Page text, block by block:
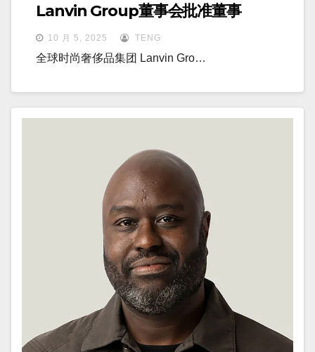
Lanvin Group董事会批准董事
10 月 5, 2025 TENG
全球时尚奢侈品集团 Lanvin Gro…